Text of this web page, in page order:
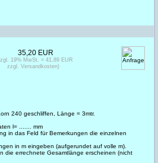
240 geschliffen, Länge = 3mtr.
l= ....... mm
in das Feld für Bemerkungen die einzelnen
in m eingeben (aufgerundet auf volle m).
die errechnete Gesamtlänge erscheinen (nicht
35,20 EUR
19% MwSt. = 41,89 EUR
zzgl. Versandkosten)